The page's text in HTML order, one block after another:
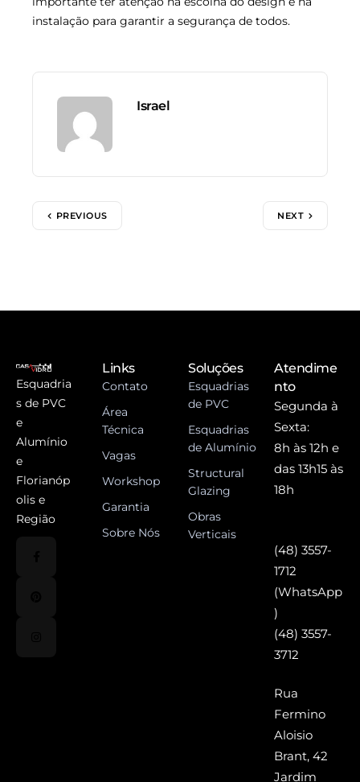
instalação para garantir a segurança de todos.
Israel
PREVIOUS NEXT
Esquadria
s de PVC
e
Alumínio
e
Florianóp
olis e
Região
Links
Contato
Área
Técnica
Vagas
Workshop
Garantia
Sobre Nós
Soluções
Esquadrias
de PVC
Esquadrias
de Alumínio
Structural
Glazing
Obras
Verticais
Atendime
nto
Segunda à
Sexta:
8h às 12h e
das 13h15 às
18h
(48) 3557-
1712
(WhatsApp
)
(48) 3557-
3712
Rua
Fermino
Aloisio
Brant, 42
Jardim